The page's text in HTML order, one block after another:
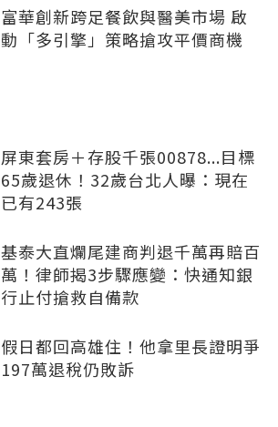
富華創新跨足餐飲與醫美市場 啟
動「多引擎」策略搶攻平價商機
屏東套房＋存股千張00878...目標
65歲退休！32歲台北人曝：現在
已有243張
基泰大直爛尾建商判退千萬再賠百
萬！律師揭3步驟應變：快通知銀
行止付搶救自備款
假日都回高雄住！他拿里長證明爭
197萬退稅仍敗訴